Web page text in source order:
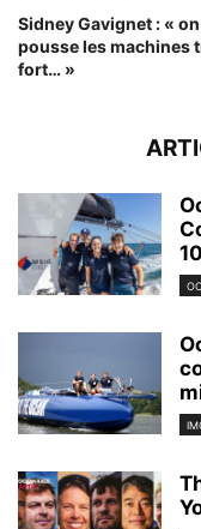
Sidney Gavignet : « on
pousse les machines
fort… »